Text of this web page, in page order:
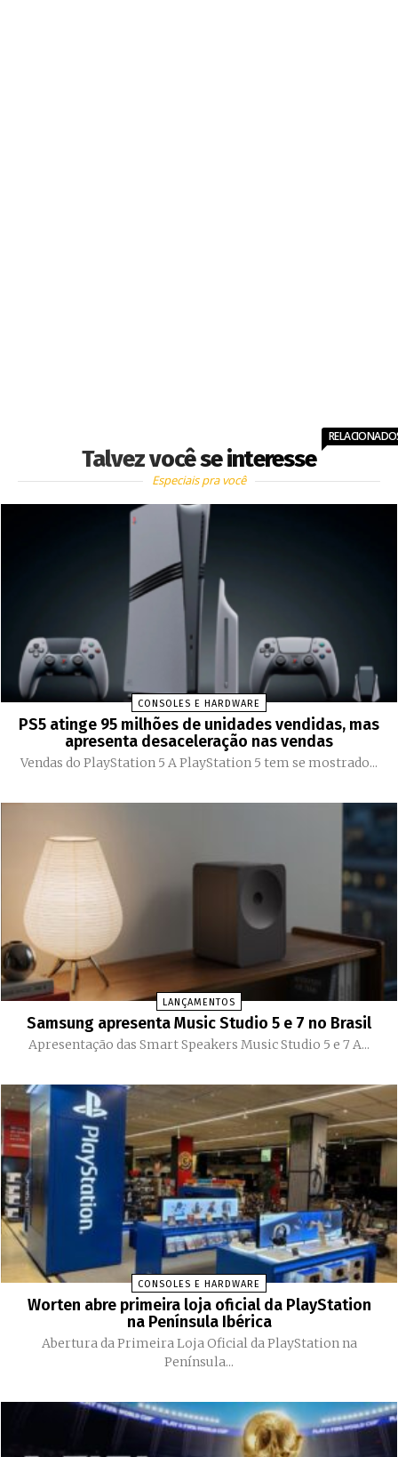
Talvez você se interesse
Especiais pra você
CONSOLES E HARDWARE
PS5 atinge 95 milhões de unidades vendidas, mas
apresenta desaceleração nas vendas
Vendas do PlayStation 5 A PlayStation 5 tem se mostrado...
LANÇAMENTOS
Samsung apresenta Music Studio 5 e 7 no Brasil
Apresentação das Smart Speakers Music Studio 5 e 7 A...
CONSOLES E HARDWARE
Worten abre primeira loja oficial da PlayStation
na Península Ibérica
Abertura da Primeira Loja Oficial da PlayStation na
Península...